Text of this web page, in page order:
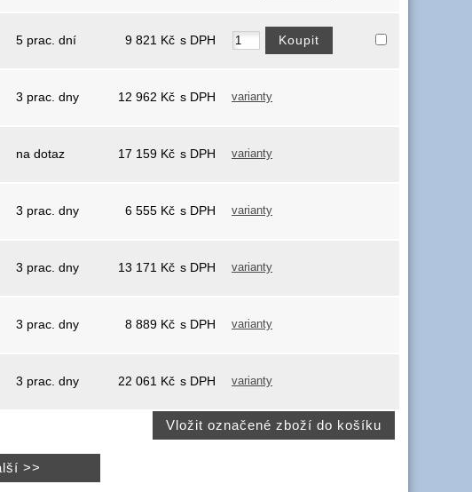
5 prac. dní 9 821 Kč s DPH
3 prac. dny 12 962 Kč s DPH varianty
na dotaz 17 159 Kč s DPH varianty
3 prac. dny 6 555 Kč s DPH varianty
3 prac. dny 13 171 Kč s DPH varianty
3 prac. dny 8 889 Kč s DPH varianty
3 prac. dny 22 061 Kč s DPH varianty